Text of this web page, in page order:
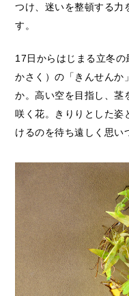
つけ、迷いを整頓する力
す。
17日からはじまる立冬
かさく）の「きんせんか
か。高い空を目指し、茎
咲く花。きりりとした姿
けるのを待ち遠しく思い